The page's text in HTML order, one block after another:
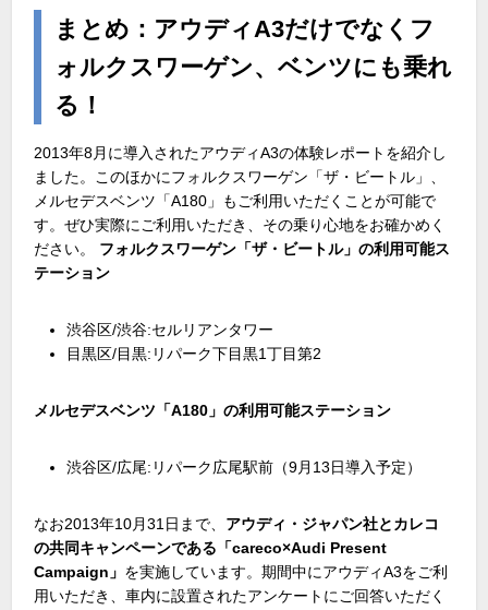
まとめ：アウディA3だけでなくフ
ォルクスワーゲン、ベンツにも乗れ
る！
2013年8月に導入されたアウディA3の体験レポートを紹介し
ました。このほかにフォルクスワーゲン「ザ・ビートル」、
メルセデスベンツ「A180」もご利用いただくことが可能で
す。ぜひ実際にご利用いただき、その乗り心地をお確かめく
ださい。 フォルクスワーゲン「ザ・ビートル」の利用可能ス
テーション
渋谷区/渋谷:セルリアンタワー
目黒区/目黒:リパーク下目黒1丁目第2
メルセデスベンツ「A180」の利用可能ステーション
渋谷区/広尾:リパーク広尾駅前（9月13日導入予定）
なお2013年10月31日まで、 アウディ・ジャパン社とカレコ
の共同キャンペーンである「careco×Audi Present
Campaign」 を実施しています。期間中にアウディA3をご利
用いただき、車内に設置されたアンケートにご回答いただく